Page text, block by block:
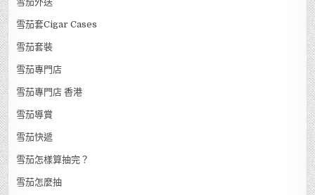
雪茄可以抽進去嗎?
雪茄哪裡買
雪茄哪裡買便宜
雪茄哪裡買得到
雪茄噴火槍
雪茄外賣
雪茄外送
雪茄套Cigar Cases
雪茄套裝